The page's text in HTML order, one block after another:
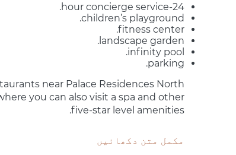
24-hour concierge service.
children’s playground.
fitness center.
landscape garden.
infinity pool.
parking.
near Palace Residences North
you can also visit a spa and other
five-star level amenities.
مکمل متن دکھائیں